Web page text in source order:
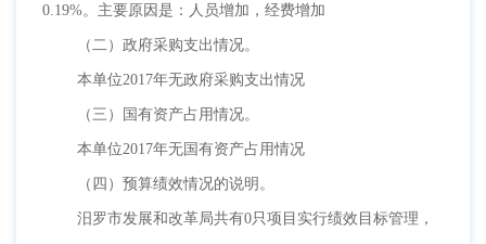
0.19%。主要原因是：人员增加，经费增加
（二）政府采购支出情况。
本单位2017年无政府采购支出情况
（三）国有资产占用情况。
本单位2017年无国有资产占用情况
（四）预算绩效情况的说明。
汨罗市发展和改革局共有0只项目实行绩效目标管理，